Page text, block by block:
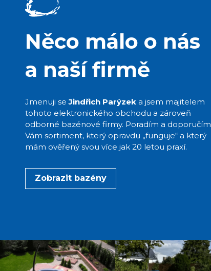
Něco málo o nás
a naší firmě
Jmenuji seJindřich Parýzeka jsem majitelem
tohoto elektronického obchodu a zároveň
odborné bazénové firmy. Poradím a doporučím
Vám sortiment, který opravdu „funguje“ a který
mám ověřený svou více jak 20 letou praxí.
Zobrazit bazény